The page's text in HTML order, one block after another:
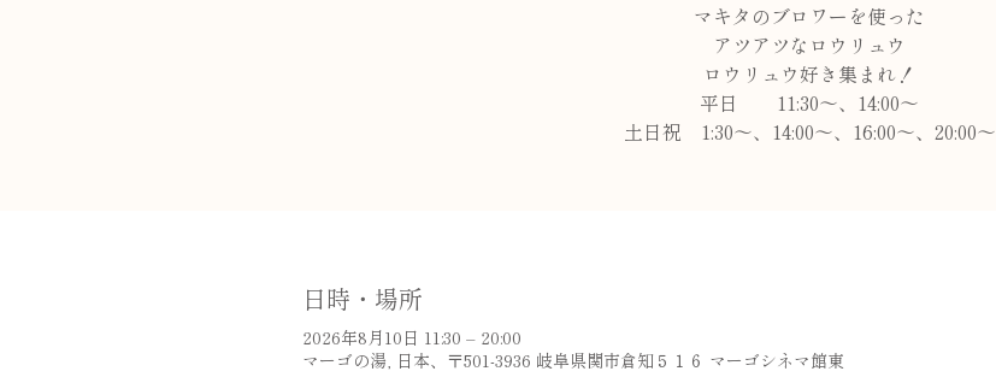
マキタのブロワーを使った
アツアツなロウリュウ
ロウリュウ好き集まれ！
平日 11:30～、14:00～
土日祝 1:30～、14:00～、16:00～、20:00～
日時・場所
2026年8月10日 11:30 – 20:00
マーゴの湯, 日本、〒501-3936 岐阜県関市倉知５１６ マーゴシネマ館東